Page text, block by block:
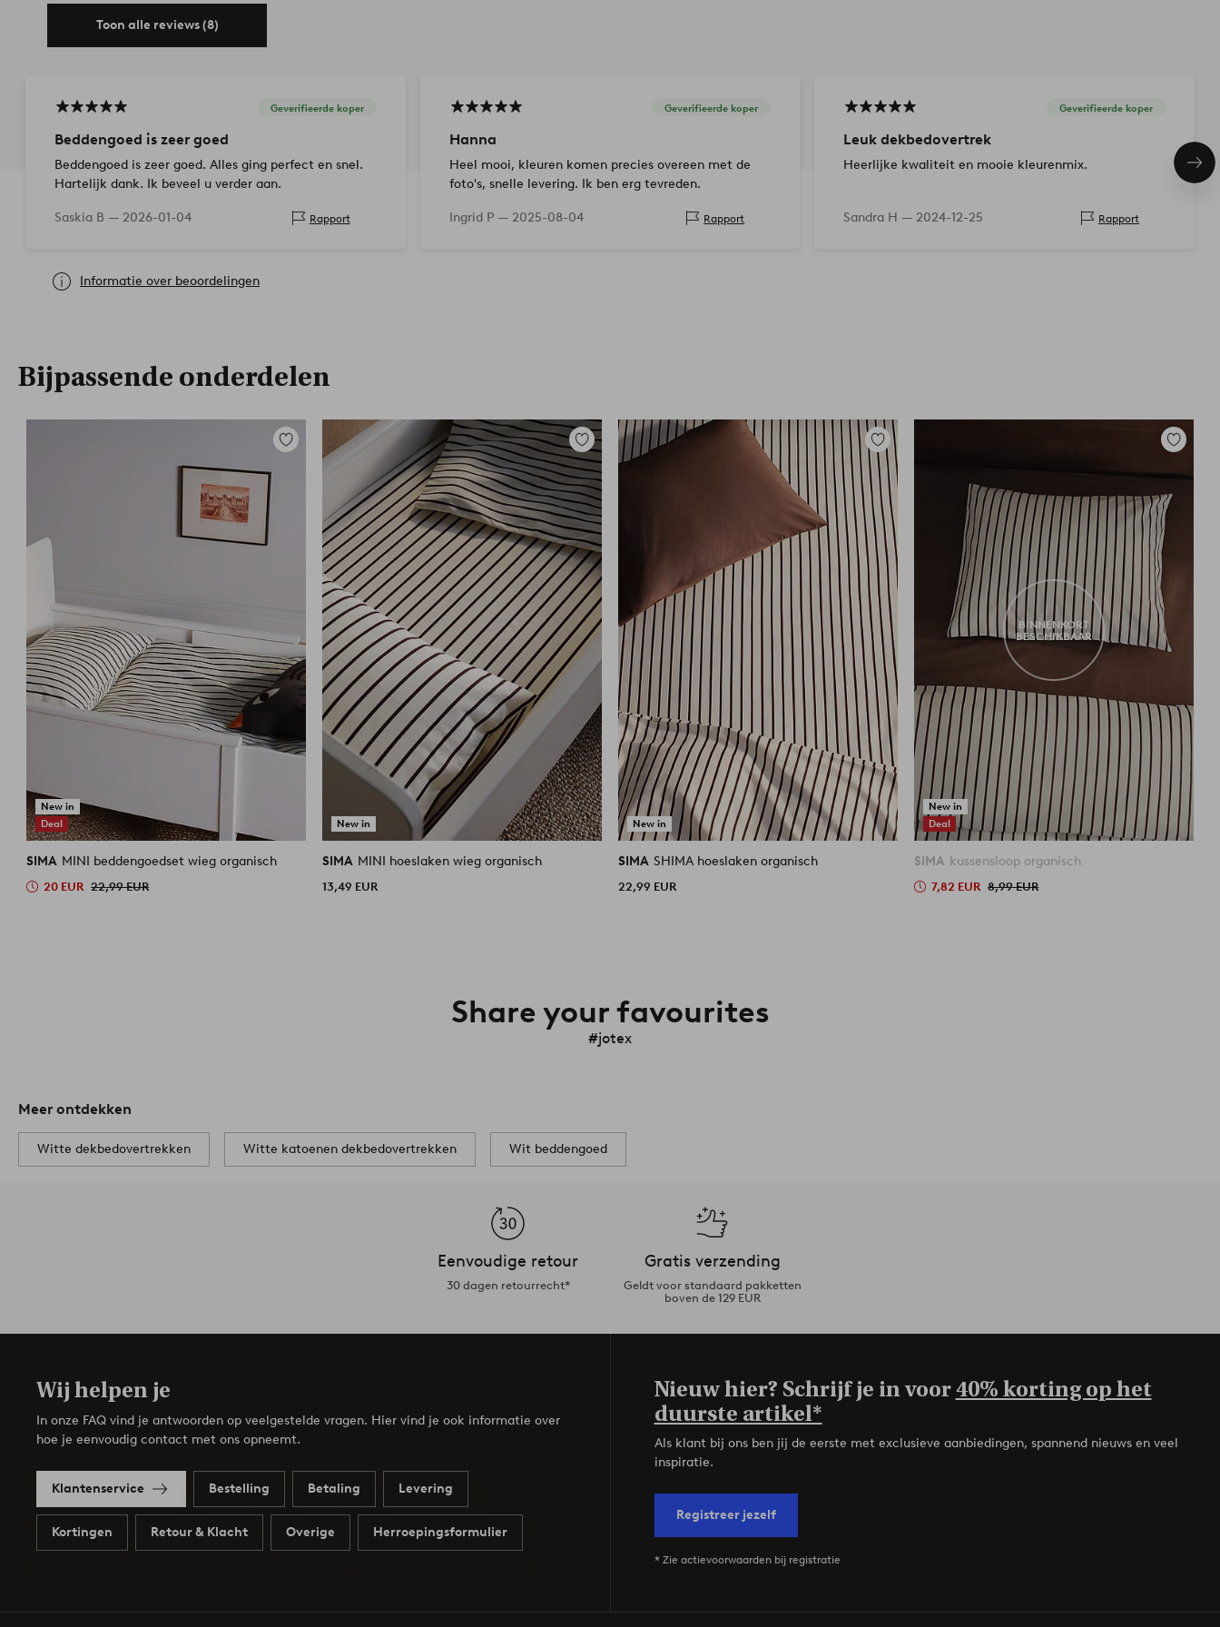
Toon alle reviews (8)
Geverifieerde koper
Beddengoed is zeer goed
Beddengoed is zeer goed. Alles ging perfect en snel.
Hartelijk dank. Ik beveel u verder aan.
Saskia B — 2026-01-04 Rapport
Geverifieerde koper
Hanna
Heel mooi, kleuren komen precies overeen met de
foto's, snelle levering. Ik ben erg tevreden.
Ingrid P — 2025-08-04 Rapport
Geverifieerde koper
Leuk dekbedovertrek
Heerlijke kwaliteit en mooie kleurenmix.
Sandra H — 2024-12-25 Rapport
Informatie over beoordelingen
Bijpassende onderdelen
New in
Deal
Toevoegen
SIMA MINI beddengoedset wieg organisch
20 EUR 22,99 EUR
New in
Toevoegen
aan
favorieten
SIMA MINI hoeslaken wieg organisch
13,49 EUR
New in
Toevoegen
aan
favorieten
SIMA SHIMA hoeslaken organisch
22,99 EUR
New in
Deal
BINNENKORT
BESCHIKBAAR
SIMA kussensloop organisch
7,82 EUR 8,99 EUR
Share your favourites
#jotex
Meer ontdekken
Witte dekbedovertrekken Witte katoenen dekbedovertrekken Wit beddengoed
Eenvoudige retour
30 dagen retourrecht*
Gratis verzending
Geldt voor standaard pakketten
boven de 129 EUR
Wij helpen je
In onze FAQ vind je antwoorden op veelgestelde vragen. Hier vind je ook informatie over
hoe je eenvoudig contact met ons opneemt.
Klantenservice Bestelling Betaling Levering
Kortingen Retour & Klacht Overige Herroepingsformulier
Nieuw hier? Schrijf je in voor40% korting op het
duurste artikel*
Als klant bij ons ben jij de eerste met exclusieve aanbiedingen, spannend nieuws en veel
inspiratie.
Registreer jezelf
* Zie actievoorwaarden bij registratie